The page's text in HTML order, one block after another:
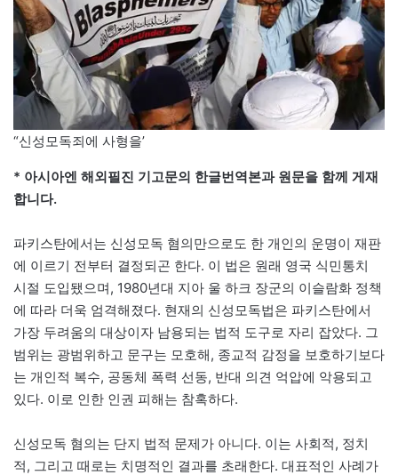
“신성모독죄에 사형을’
* 아시아엔 해외필진 기고문의 한글번역본과 원문을 함께 게재
합니다.
파키스탄에서는 신성모독 혐의만으로도 한 개인의 운명이 재판
에 이르기 전부터 결정되곤 한다. 이 법은 원래 영국 식민통치
시절 도입됐으며, 1980년대 지아 울 하크 장군의 이슬람화 정책
에 따라 더욱 엄격해졌다. 현재의 신성모독법은 파키스탄에서
가장 두려움의 대상이자 남용되는 법적 도구로 자리 잡았다. 그
범위는 광범위하고 문구는 모호해, 종교적 감정을 보호하기보다
는 개인적 복수, 공동체 폭력 선동, 반대 의견 억압에 악용되고
있다. 이로 인한 인권 피해는 참혹하다.
신성모독 혐의는 단지 법적 문제가 아니다. 이는 사회적, 정치
적, 그리고 때로는 치명적인 결과를 초래한다. 대표적인 사례가